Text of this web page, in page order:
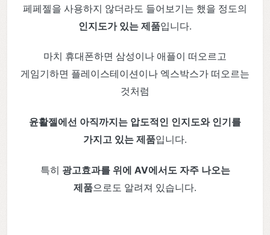
페페젤을 사용하지 않더라도 들어보기는 했을 정도의
인지도가 있는 제품입니다.
마치 휴대폰하면 삼성이나 애플이 떠오르고
게임기하면 플레이스테이션이나 엑스박스가 떠오르는
것처럼
윤활젤에선 아직까지는 압도적인 인지도와 인기를
가지고 있는 제품입니다.
특히 광고효과를 위에 AV에서도 자주 나오는
제품으로도 알려져 있습니다.